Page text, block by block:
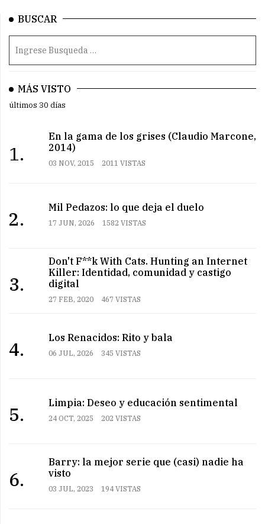
BUSCAR
MÁS VISTO
últimos 30 días
1.
En la gama de los grises (Claudio Marcone,
2014)
03 NOV, 2015 2011 VISTAS
2.
Mil Pedazos: lo que deja el duelo
17 JUN, 2026 1582 VISTAS
3.
Don't F**k With Cats. Hunting an Internet
Killer: Identidad, comunidad y castigo
digital
27 FEB, 2020 467 VISTAS
4.
Los Renacidos: Rito y bala
06 JUL, 2026 345 VISTAS
5.
Limpia: Deseo y educación sentimental
24 OCT, 2025 202 VISTAS
6.
Barry: la mejor serie que (casi) nadie ha
visto
03 JUL, 2023 194 VISTAS